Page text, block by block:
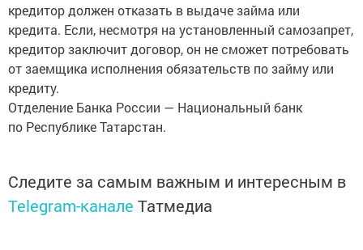
кредитор должен отказать в выдаче займа или
кредита. Если, несмотря на установленный самозапрет,
кредитор заключит договор, он не сможет потребовать
от заемщика исполнения обязательств по займу или
кредиту.
Отделение Банка России — Национальный банк
по Республике Татарстан.
Следите за самым важным и интересным в
Telegram-канале Татмедиа